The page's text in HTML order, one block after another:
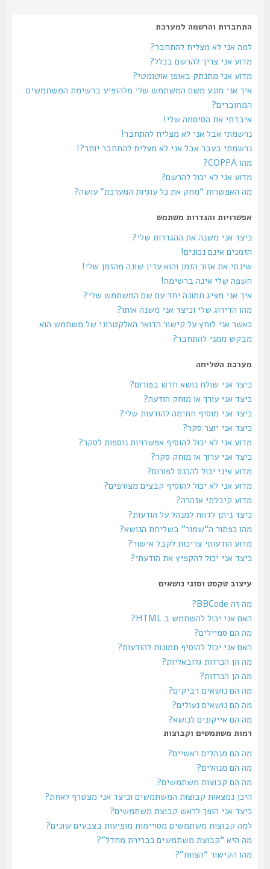
התחברות והרשמה למערכת
למה אני לא מצליח להתחבר?
מדוע אני צריך להרשם בכלל?
מדוע אני מתנתק באופן אוטומטי?
איך אני מונע משם המשתמש שלי מלהופיע ברשימת המשתמשים
המחוברים?
איבדתי את הסיסמה שלי!
נרשמתי אבל אני לא מצליח להתחבר!
נרשמתי בעבר אבל אני לא מצליח להתחבר יותר?!
מדוע אני לא יכול להרשם?
מה האפשרות “מחק את כל עוגיות המערכת” עושה?
אפשרויות והגדרות משתמש
כיצד אני משנה את ההגדרות שלי?
הזמנים אינם נכונים!
שינתי את אזור הזמן והוא עדין שונה מהזמן שלי!
השפה שלי אינה ברשימה!
איך אני מציג תמונה יחד עם שם המשתמש שלי?
מהו הדירוג שלי וכיצד אני משנה אותו?
כאשר אני לוחץ על קישור הדואר האלקטרוני של משתמש הוא
מבקש ממני להתחבר?
מערכת השליחה
כיצד אני שולח נושא חדש בפורום?
כיצד אני עורך או מוחק הודעה?
כיצד אני מוסיף חתימה להודעות שלי?
כיצד אני יוצר סקר?
מדוע אני לא יכול להוסיף אפשרויות נוספות לסקר?
כיצד אני ערוך או מוחק סקר?
מדוע איני יכול להכנס לפורום?
מדוע אני לא יכול להוסיף קבצים מצורפים?
מדוע קיבלתי אזהרה?
כיצד ניתן לדווח למנהל על הודעות?
מהו כפתור ה“שמור” בשליחת הנושא?
מדוע הודעותי צריכות לקבל אישור?
כיצד אני יכול להקפיץ את הודעתי?
עיצוב טקסט וסוגי נושאים
מה זה BBCode?
האם אני יכול להשתמש ב HTML?
מה הם סמיילים?
האם אני יכול להוסיף תמונות להודעות?
מה הן הכרזות גלובאליות?
מה הן הכרזות?
מה הם נושאים דביקים?
מה הם נושאים נעולים?
מה הם אייקונים לנושא?
רמות משתמשים וקבוצות
מה הם מנהלים ראשיים?
מה הם מנהלים?
מה הם קבוצות משתמשים?
היכן נמצאות קבוצות המשתמשים וכיצד אני מצטרף לאחת?
כיצד אני הופך לראש קבוצת משתמשים?
למה קבוצות משתמשים מסויימות מופיעות בצבעים שונים?
מה היא “קבוצת משתמשים כברירת מחדל”?
מהו הקישור “הצוות”?